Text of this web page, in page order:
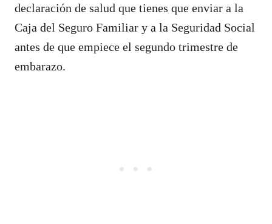
declaración de salud que tienes que enviar a la
Caja del Seguro Familiar y a la Seguridad Social
antes de que empiece el segundo trimestre de
embarazo.